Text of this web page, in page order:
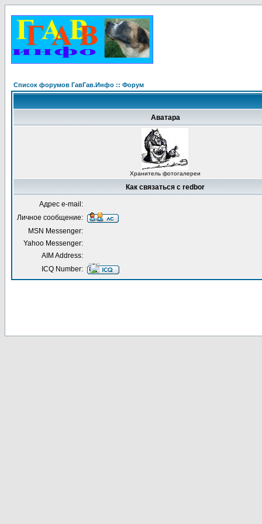
Список форумов ГавГав.Инфо :: Форум
Аватара
Хранитель фотогалереи
Как связаться с redbor
Адрес e-mail:
Личное сообщение:
MSN Messenger:
Yahoo Messenger:
AIM Address:
ICQ Number: